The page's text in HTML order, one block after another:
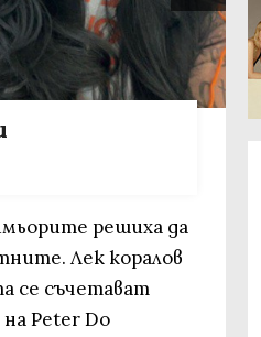
решиха да
Лек коралов
се съчетават
Peter Do